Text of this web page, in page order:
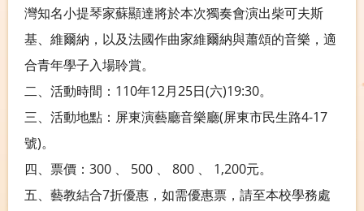
灣知名小提琴家蘇顯達將於本次獨奏會演出柴可夫斯
基、維爾納，以及法國作曲家維爾納與蕭頌的音樂，適
合青年學子入場聆賞。
二、活動時間：110年12月25日(六)19:30。
三、活動地點：屏東演藝廳音樂廳(屏東市民生路4-17
號)。
四、票價：300 、 500 、 800 、 1,200元。
五、藝教結合7折優惠，如需優惠票，請至本校學務處